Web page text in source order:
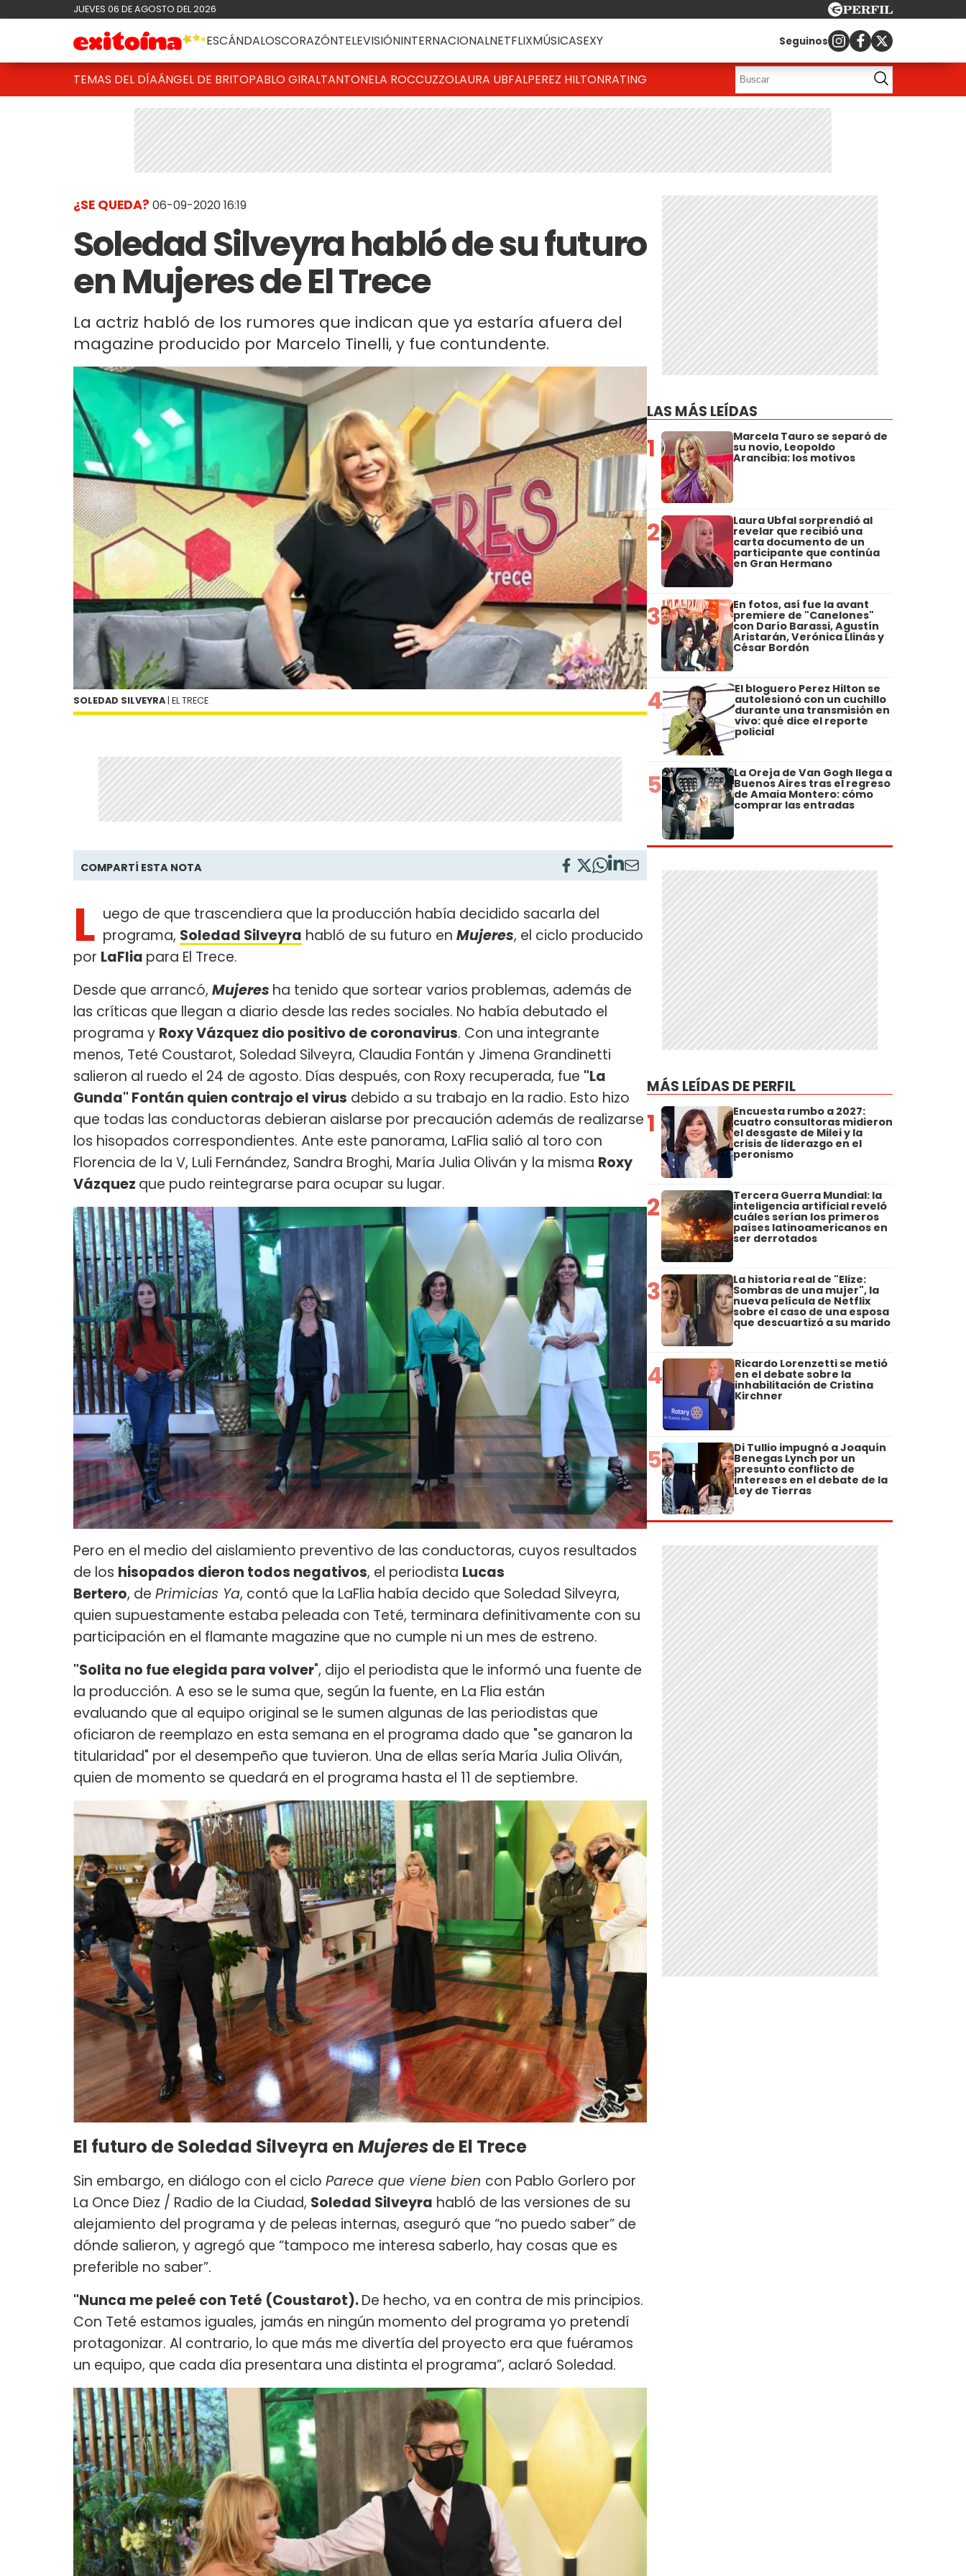
JUEVES 06 DE AGOSTO DEL 2026
ESCÁNDALOSCORAZÓNTELEVISIÓNINTERNACIONALNETFLIXMÚSICASEXY Seguinos
TEMAS DEL DÍAÁNGEL DE BRITOPABLO GIRALTANTONELA ROCCUZZOLAURA UBFALPEREZ HILTONRATING
¿SE QUEDA? 06-09-2020 16:19
Soledad Silveyra habló de su futuro
en Mujeres de El Trece
La actriz habló de los rumores que indican que ya estaría afuera del
magazine producido por Marcelo Tinelli, y fue contundente.
SOLEDAD SILVEYRA | EL TRECE
COMPARTÍ ESTA NOTA
L uego de que trascendiera que la producción había decidido sacarla del
programa, Soledad Silveyra habló de su futuro en Mujeres, el ciclo producido
por LaFlia para El Trece.
Desde que arrancó, Mujeres ha tenido que sortear varios problemas, además de
las críticas que llegan a diario desde las redes sociales. No había debutado el
programa y Roxy Vázquez dio positivo de coronavirus. Con una integrante
menos, Teté Coustarot, Soledad Silveyra, Claudia Fontán y Jimena Grandinetti
salieron al ruedo el 24 de agosto. Días después, con Roxy recuperada, fue "La
Gunda" Fontán quien contrajo el virus debido a su trabajo en la radio. Esto hizo
que todas las conductoras debieran aislarse por precaución además de realizarse
los hisopados correspondientes. Ante este panorama, LaFlia salió al toro con
Florencia de la V, Luli Fernández, Sandra Broghi, María Julia Oliván y la misma Roxy
Vázquez que pudo reintegrarse para ocupar su lugar.
Pero en el medio del aislamiento preventivo de las conductoras, cuyos resultados
de los hisopados dieron todos negativos, el periodista Lucas
Bertero, de Primicias Ya, contó que la LaFlia había decido que Soledad Silveyra,
quien supuestamente estaba peleada con Teté, terminara definitivamente con su
participación en el flamante magazine que no cumple ni un mes de estreno.
"Solita no fue elegida para volver", dijo el periodista que le informó una fuente de
la producción. A eso se le suma que, según la fuente, en La Flia están
evaluando que al equipo original se le sumen algunas de las periodistas que
oficiaron de reemplazo en esta semana en el programa dado que "se ganaron la
titularidad" por el desempeño que tuvieron. Una de ellas sería María Julia Oliván,
quien de momento se quedará en el programa hasta el 11 de septiembre.
El futuro de Soledad Silveyra enMujeresde El Trece
Sin embargo, en diálogo con el ciclo Parece que viene bien con Pablo Gorlero por
La Once Diez / Radio de la Ciudad, Soledad Silveyra habló de las versiones de su
alejamiento del programa y de peleas internas, aseguró que “no puedo saber” de
dónde salieron, y agregó que “tampoco me interesa saberlo, hay cosas que es
preferible no saber”.
"Nunca me peleé con Teté (Coustarot).De hecho, va en contra de mis principios.
Con Teté estamos iguales, jamás en ningún momento del programa yo pretendí
protagonizar. Al contrario, lo que más me divertía del proyecto era que fuéramos
un equipo, que cada día presentara una distinta el programa”, aclaró Soledad.
LAS MÁS LEÍDAS
1 Marcela Tauro se separó de
su novio, Leopoldo
Arancibia: los motivos
2 Laura Ubfal sorprendió al
revelar que recibió una
carta documento de un
participante que continúa
en Gran Hermano
3 En fotos, así fue la avant
premiere de "Canelones"
con Darío Barassi, Agustín
Aristarán, Verónica Llinás y
César Bordón
4 El bloguero Perez Hilton se
autolesionó con un cuchillo
durante una transmisión en
vivo: qué dice el reporte
policial
5 La Oreja de Van Gogh llega a
Buenos Aires tras el regreso
de Amaia Montero: cómo
comprar las entradas
MÁS LEÍDAS DE PERFIL
1 Encuesta rumbo a 2027:
cuatro consultoras midieron
el desgaste de Milei y la
crisis de liderazgo en el
peronismo
2 Tercera Guerra Mundial: la
inteligencia artificial reveló
cuáles serían los primeros
países latinoamericanos en
ser derrotados
3 La historia real de "Elize:
Sombras de una mujer", la
nueva película de Netflix
sobre el caso de una esposa
que descuartizó a su marido
4 Ricardo Lorenzetti se metió
en el debate sobre la
inhabilitación de Cristina
Kirchner
5 Di Tullio impugnó a Joaquín
Benegas Lynch por un
presunto conflicto de
intereses en el debate de la
Ley de Tierras